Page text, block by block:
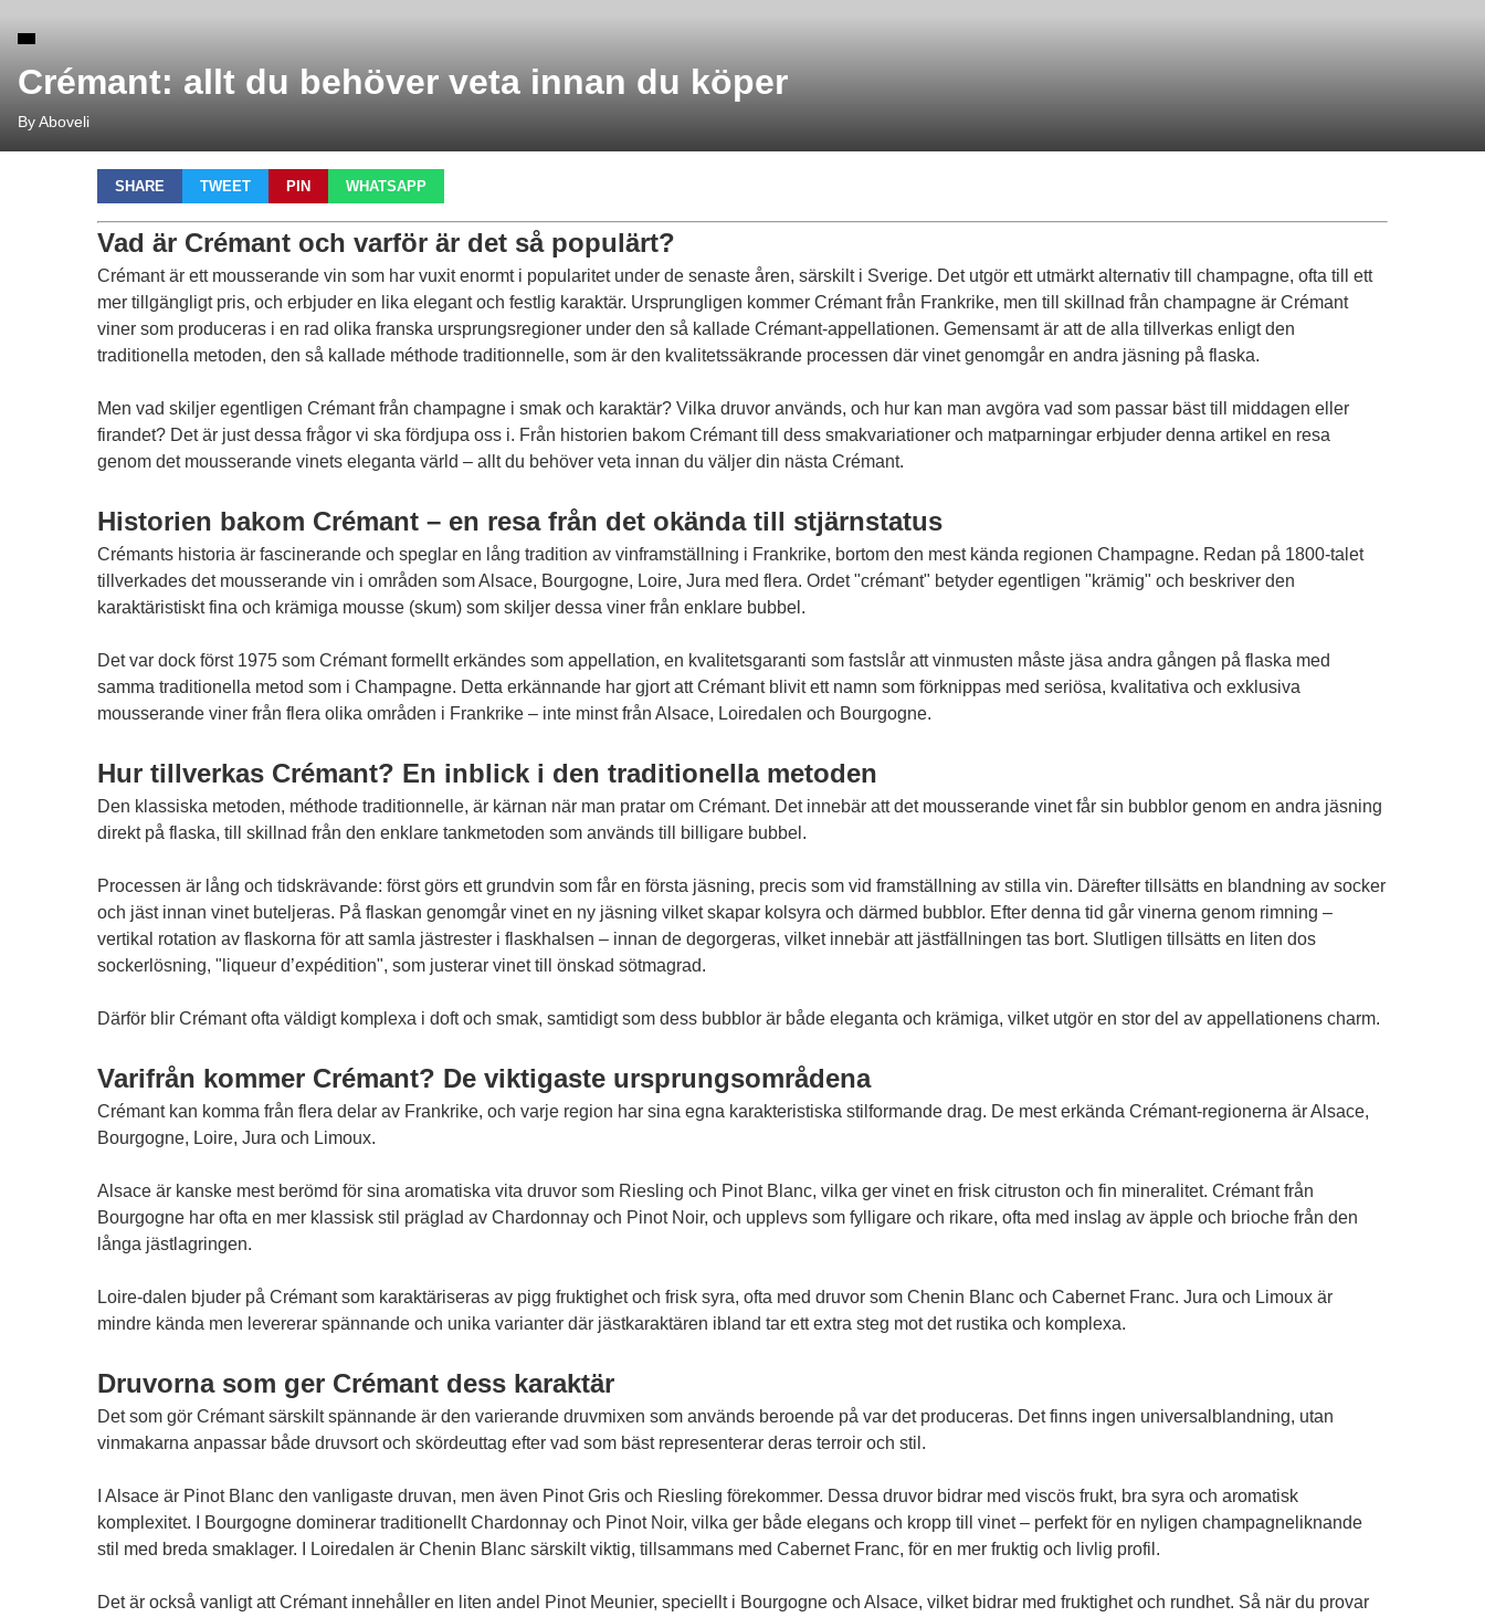
Crémant: allt du behöver veta innan du köper
By Aboveli
SHARE TWEET PIN WHATSAPP
Vad är Crémant och varför är det så populärt?
Crémant är ett mousserande vin som har vuxit enormt i popularitet under de senaste åren, särskilt i Sverige. Det utgör ett utmärkt alternativ till champagne, ofta till ett
mer tillgängligt pris, och erbjuder en lika elegant och festlig karaktär. Ursprungligen kommer Crémant från Frankrike, men till skillnad från champagne är Crémant
viner som produceras i en rad olika franska ursprungsregioner under den så kallade Crémant-appellationen. Gemensamt är att de alla tillverkas enligt den
traditionella metoden, den så kallade méthode traditionnelle, som är den kvalitetssäkrande processen där vinet genomgår en andra jäsning på flaska.
Men vad skiljer egentligen Crémant från champagne i smak och karaktär? Vilka druvor används, och hur kan man avgöra vad som passar bäst till middagen eller
firandet? Det är just dessa frågor vi ska fördjupa oss i. Från historien bakom Crémant till dess smakvariationer och matparningar erbjuder denna artikel en resa
genom det mousserande vinets eleganta värld – allt du behöver veta innan du väljer din nästa Crémant.
Historien bakom Crémant – en resa från det okända till stjärnstatus
Crémants historia är fascinerande och speglar en lång tradition av vinframställning i Frankrike, bortom den mest kända regionen Champagne. Redan på 1800-talet
tillverkades det mousserande vin i områden som Alsace, Bourgogne, Loire, Jura med flera. Ordet "crémant" betyder egentligen "krämig" och beskriver den
karaktäristiskt fina och krämiga mousse (skum) som skiljer dessa viner från enklare bubbel.
Det var dock först 1975 som Crémant formellt erkändes som appellation, en kvalitetsgaranti som fastslår att vinmusten måste jäsa andra gången på flaska med
samma traditionella metod som i Champagne. Detta erkännande har gjort att Crémant blivit ett namn som förknippas med seriösa, kvalitativa och exklusiva
mousserande viner från flera olika områden i Frankrike – inte minst från Alsace, Loiredalen och Bourgogne.
Hur tillverkas Crémant? En inblick i den traditionella metoden
Den klassiska metoden, méthode traditionnelle, är kärnan när man pratar om Crémant. Det innebär att det mousserande vinet får sin bubblor genom en andra jäsning
direkt på flaska, till skillnad från den enklare tankmetoden som används till billigare bubbel.
Processen är lång och tidskrävande: först görs ett grundvin som får en första jäsning, precis som vid framställning av stilla vin. Därefter tillsätts en blandning av socker
och jäst innan vinet buteljeras. På flaskan genomgår vinet en ny jäsning vilket skapar kolsyra och därmed bubblor. Efter denna tid går vinerna genom rimning –
vertikal rotation av flaskorna för att samla jästrester i flaskhalsen – innan de degorgeras, vilket innebär att jästfällningen tas bort. Slutligen tillsätts en liten dos
sockerlösning, "liqueur d’expédition", som justerar vinet till önskad sötmagrad.
Därför blir Crémant ofta väldigt komplexa i doft och smak, samtidigt som dess bubblor är både eleganta och krämiga, vilket utgör en stor del av appellationens charm.
Varifrån kommer Crémant? De viktigaste ursprungsområdena
Crémant kan komma från flera delar av Frankrike, och varje region har sina egna karakteristiska stilformande drag. De mest erkända Crémant-regionerna är Alsace,
Bourgogne, Loire, Jura och Limoux.
Alsace är kanske mest berömd för sina aromatiska vita druvor som Riesling och Pinot Blanc, vilka ger vinet en frisk citruston och fin mineralitet. Crémant från
Bourgogne har ofta en mer klassisk stil präglad av Chardonnay och Pinot Noir, och upplevs som fylligare och rikare, ofta med inslag av äpple och brioche från den
långa jästlagringen.
Loire-dalen bjuder på Crémant som karaktäriseras av pigg fruktighet och frisk syra, ofta med druvor som Chenin Blanc och Cabernet Franc. Jura och Limoux är
mindre kända men levererar spännande och unika varianter där jästkaraktären ibland tar ett extra steg mot det rustika och komplexa.
Druvorna som ger Crémant dess karaktär
Det som gör Crémant särskilt spännande är den varierande druvmixen som används beroende på var det produceras. Det finns ingen universalblandning, utan
vinmakarna anpassar både druvsort och skördeuttag efter vad som bäst representerar deras terroir och stil.
I Alsace är Pinot Blanc den vanligaste druvan, men även Pinot Gris och Riesling förekommer. Dessa druvor bidrar med viscös frukt, bra syra och aromatisk
komplexitet. I Bourgogne dominerar traditionellt Chardonnay och Pinot Noir, vilka ger både elegans och kropp till vinet – perfekt för en nyligen champagneliknande
stil med breda smaklager. I Loiredalen är Chenin Blanc särskilt viktig, tillsammans med Cabernet Franc, för en mer fruktig och livlig profil.
Det är också vanligt att Crémant innehåller en liten andel Pinot Meunier, speciellt i Bourgogne och Alsace, vilket bidrar med fruktighet och rundhet. Så när du provar